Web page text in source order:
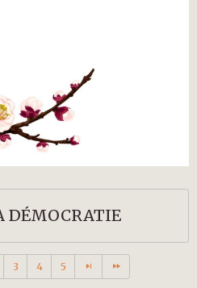
DÉMOCRATIE
3 4 5